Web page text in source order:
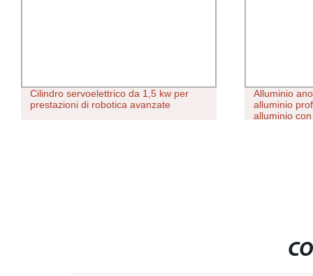
Cilindro servoelettrico da 1,5 kw per
prestazioni di robotica avanzate
Alluminio
alluminio
alluminio